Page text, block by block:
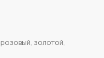
золотой,